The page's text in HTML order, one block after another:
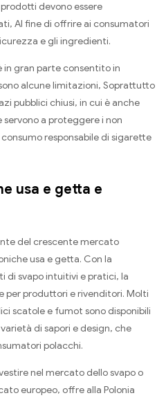
devono essere
Al fine di offrire ai consumatori
e gli ingredienti.
in gran parte consentito in
alcune limitazioni, Soprattutto
pubblici chiusi, in cui è anche
a proteggere i non
responsabile di sigarette
usa e getta e
del crescente mercato
usa e getta. Con la
di svapo intuitivi e pratici, la
per produttori e rivenditori. Molti
scatole e fumot sono disponibili
di sapori e design, che
polacchi.
nel mercato dello svapo o
europeo, offre alla Polonia